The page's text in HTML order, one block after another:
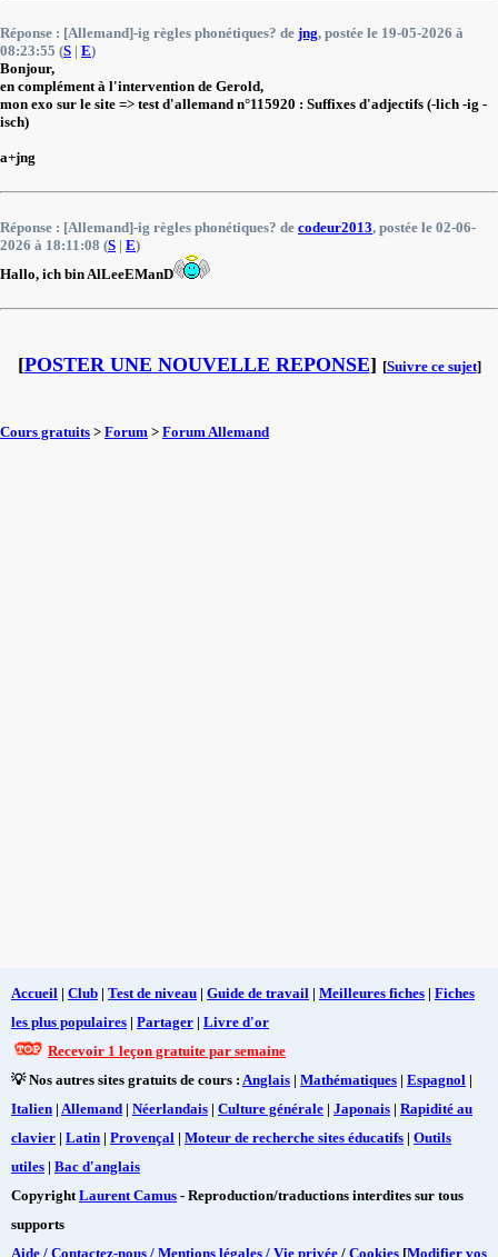
Réponse : [Allemand]-ig règles phonétiques? de jng, postée le 19-05-2026 à
08:23:55 (S | E)
Bonjour,
en complément à l'intervention de Gerold,
mon exo sur le site => test d'allemand n°115920 : Suffixes d'adjectifs (-lich -ig -
isch)
a+jng
Réponse : [Allemand]-ig règles phonétiques? de codeur2013, postée le 02-06-
2026 à 18:11:08 (S | E)
Hallo, ich bin AlLeeEManD
[POSTER UNE NOUVELLE REPONSE] [Suivre ce sujet]
Cours gratuits > Forum > Forum Allemand
Accueil | Club | Test de niveau | Guide de travail | Meilleures fiches | Fiches
les plus populaires | Partager | Livre d'or
Recevoir 1 leçon gratuite par semaine
💡 Nos autres sites gratuits de cours : Anglais | Mathématiques | Espagnol |
Italien | Allemand | Néerlandais | Culture générale | Japonais | Rapidité au
clavier | Latin | Provençal | Moteur de recherche sites éducatifs | Outils
utiles | Bac d'anglais
Copyright Laurent Camus - Reproduction/traductions interdites sur tous
supports
Aide / Contactez-nous / Mentions légales / Vie privée / Cookies [Modifier vos